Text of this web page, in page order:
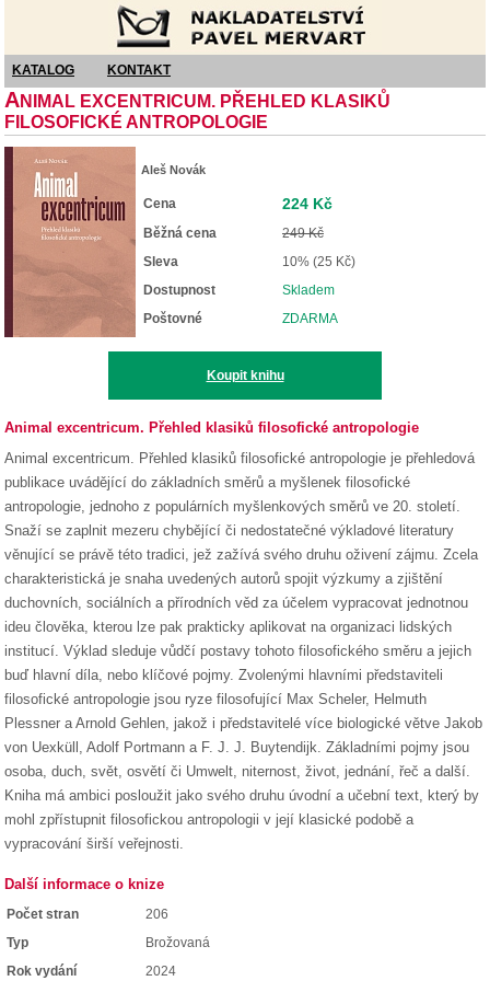
KATALOG KONTAKT
ANIMAL EXCENTRICUM. PŘEHLED KLASIKŮ
FILOSOFICKÉ ANTROPOLOGIE
Aleš Novák
Cena 224 Kč
Běžná cena
249 Kč
Sleva
10% (25 Kč)
Dostupnost
Skladem
Poštovné
ZDARMA
Koupit knihu
Animal excentricum. Přehled klasiků filosofické antropologie
Animal excentricum. Přehled klasiků filosofické antropologie je přehledová
publikace uvádějící do základních směrů a myšlenek filosofické
antropologie, jednoho z populárních myšlenkových směrů ve 20. století.
Snaží se zaplnit mezeru chybějící či nedostatečné výkladové literatury
věnující se právě této tradici, jež zažívá svého druhu oživení zájmu. Zcela
charakteristická je snaha uvedených autorů spojit výzkumy a zjištění
duchovních, sociálních a přírodních věd za účelem vypracovat jednotnou
ideu člověka, kterou lze pak prakticky aplikovat na organizaci lidských
institucí. Výklad sleduje vůdčí postavy tohoto filosofického směru a jejich
buď hlavní díla, nebo klíčové pojmy. Zvolenými hlavními představiteli
filosofické antropologie jsou ryze filosofující Max Scheler, Helmuth
Plessner a Arnold Gehlen, jakož i představitelé více biologické větve Jakob
von Uexküll, Adolf Portmann a F. J. J. Buytendijk. Základními pojmy jsou
osoba, duch, svět, osvětí či Umwelt, niternost, život, jednání, řeč a další.
Kniha má ambici posloužit jako svého druhu úvodní a učební text, který by
mohl zpřístupnit filosofickou antropologii v její klasické podobě a
vypracování širší veřejnosti.
Další informace o knize
Počet stran
206
Typ
Brožovaná
Rok vydání
2024